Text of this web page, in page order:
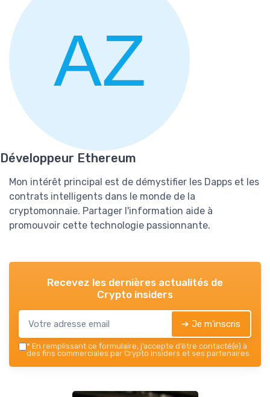
Développeur Ethereum
Mon intérêt principal est de démystifier les Dapps et les
contrats intelligents dans le monde de la
cryptomonnaie. Partager l'information aide à
promouvoir cette technologie passionnante.
Recevez les dernières actualités de
Crypto insiders
➔ Je m'inscris
* En remplissant ce formulaire, j’accepte d’être contacté(e) à
des fins commerciales par Crypto insiders et ses partenaires.